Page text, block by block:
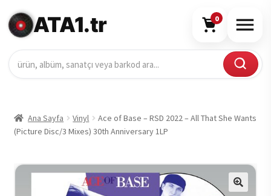
ATA1.tr 0
Ana Sayfa Vinyl
Ace of Base – RSD 2022 – All That She Wants
(Picture Disc/3 Mixes) 30th Anniversary 1LP